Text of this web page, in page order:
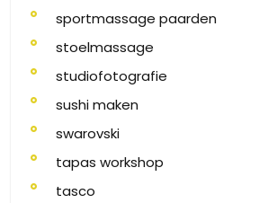
sportmassage paarden
stoelmassage
studiofotografie
sushi maken
swarovski
tapas workshop
tasco